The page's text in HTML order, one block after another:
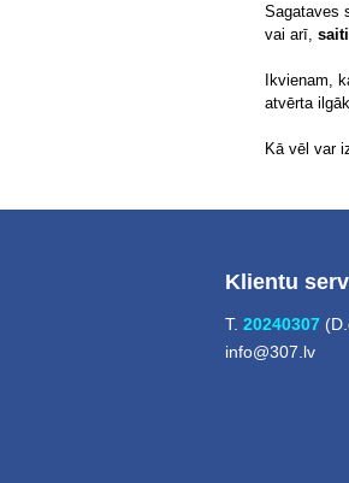
Sagataves
vai arī,
Ikvienam,
atvērta
Kā vēl var
Klientu
T. 20240307
info@307.lv